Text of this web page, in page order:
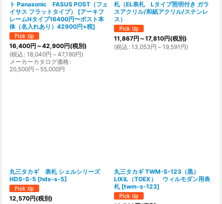
ト Panasonic FASUS POST（フェ
イサス フラットタイプ）
[アーキフ
レームHタイプ16400円〜ポスト本
体（名入れあり）42900円+税]
16,400円 ～42,900円(税別)
(税込 : 18,040円 ～47,190円)
メーカーカタログ価格:
20,500円 ～55,000円
札（EL表札 Lタイプ照明付き ガラ
スアクリル/和紙アクリル/ステンレ
ス）
11,867円 ～17,810円(税別)
(税込 : 13,053円 ～19,591 円)
丸三タカギ 表札 シェルシリーズ
HDS-S-5 [hds-s-5]
12,570円(税別)
丸三タカギ TWM-S-123（黒）
LIXIL（TOEX） ウィルモダン用表
札 [twm-s-123]